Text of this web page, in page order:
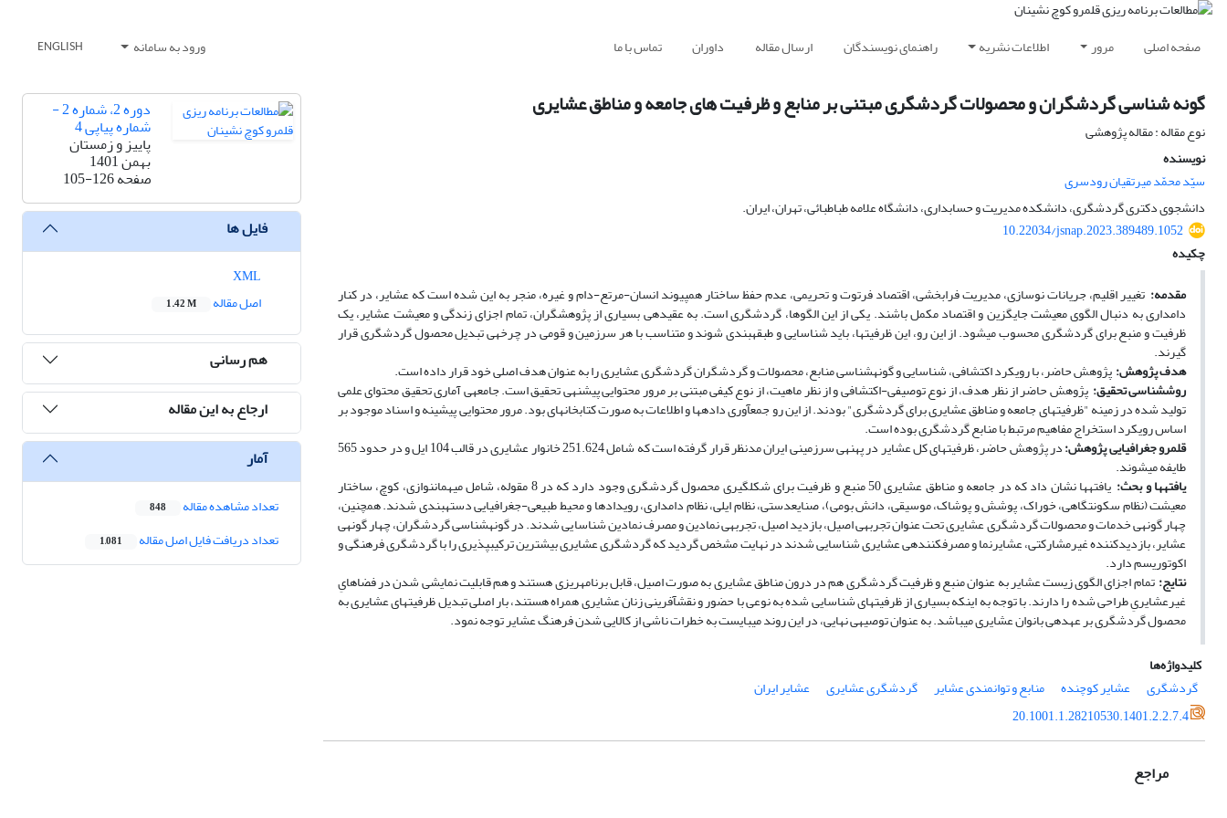
صفحه اصلی مرور اطلاعات نشریه راهنمای نویسندگان ارسال مقاله داوران تماس با ما ورود به سامانه ENGLISH
گونه شناسی گردشگران و محصولات گردشگری مبتنی بر منابع و ظرفیت های جامعه و مناطق عشایری
نوع مقاله : مقاله پژوهشی
نویسنده
سیّد محمّد میرتقیان رودسری
دانشجوی دکتری گردشگری، دانشکده مدیریت و حسابداری، دانشگاه علامه طباطبائی، تهران، ایران.
10.22034/jsnap.2023.389489.1052
چکیده
مقدمه: تغییر اقلیم، جریانات نوسازی، مدیریت فرابخشی، اقتصاد فرتوت و تحریمی، عدم حفظ ساختار همپیوند انسان-مرتع-دام و غیره، منجر به این شده است که عشایر، در کنار
دامداری به دنبال الگوی معیشت جایگزین و اقتصاد مکمل باشند. یکی از این الگوها، گردشگری است. به عقیده­ی بسیاری از پژوهشگران، تمام اجزای زندگی و معیشت عشایر، یک
ظرفیت و منبع برای گردشگری محسوب می­شود. از این رو، این ظرفیت­ها، باید شناسایی و طبقه­بندی شوند و متناسب با هر سرزمین و قومی در چرخه­ی تبدیل محصول گردشگری قرار
گیرند.
هدف پژوهش:پژوهش حاضر، با رویکرد اکتشافی، شناسایی و گونه­شناسی منابع، محصولات و گردشگران گردشگری عشایری را به عنوان هدف اصلی خود قرار داده است.
روش­شناسی تحقیق: پژوهش حاضر از نظر هدف، از نوع توصیفی-اکتشافی و از نظر ماهیت، از نوع کیفی مبتنی بر مرور محتوایی پیشنه­ی تحقیق است. جامعه­ی آماری تحقیق محتوای علمی
تولید شده در زمینه "ظرفیت­های جامعه و مناطق عشایری برای گردشگری" بودند. از این رو جمع­آوری داده­ها و اطلاعات به صورت کتابخانه­ای بود. مرور محتوایی پیشینه و اسناد موجود بر
اساس رویکرد استخراج مفاهیم مرتبط با منابع گردشگری بوده است.
قلمرو جغرافیایی پژوهش: در پژوهش حاضر، ظرفیت­های کل عشایر در پهنه­ی سرزمینی ایران مدنظر قرار گرفته است که شامل 251.624 خانوار عشایری در قالب 104 ایل و در حدود 565
طایفه می­شوند.
یافته­ها و بحث: یافته­ها نشان داد که در جامعه­ و مناطق عشایری 50 منبع و ظرفیت برای شکل­گیری محصول گردشگری وجود دارد که در 8 مقوله، شامل میهمان­نوازی، کوچ، ساختار
معیشت (نظام سکونتگاهی، خوراک، پوشش و پوشاک، موسیقی، دانش بومی)، صنایع­دستی، نظام ایلی، نظام دامداری، رویدادها و محیط طبیعی-جغرافیایی دسته­بندی شدند. همچنین،
چهار گونه­ی خدمات و محصولات گردشگری عشایری تحت عنوان تجربه­ی اصیل، بازدید اصیل، تجربه­ی نمادین و مصرف نمادین شناسایی شدند. در گونه­شناسی گردشگران، چهار گونه­ی
عشایر، بازدیدکننده غیرمشارکتی، عشایرنما و مصرف­کننده­ی عشایری شناسایی شدند در نهایت مشخص گردید که گردشگری عشایری بیشترین ترکیب­پذیری را با گردشگری فرهنگی و
اکوتوریسم دارد.
نتایج:تمام اجزای الگوی زیست عشایر به عنوان منبع و ظرفیت گردشگری هم در درون مناطق عشایری به صورت اصیل، قابل برنامه­ریزی هستند و هم قابلیت نمایشی شدن در فضاهایِ
غیرعشایریِ طراحی شده را دارند. با توجه به اینکه بسیاری از ظرفیت­های شناسایی شده به نوعی با حضور و نقش­آفرینی زنان عشایری همراه هستند، بار اصلی تبدیل ظرفیت­های عشایری به
محصول گردشگری بر عهده­ی بانوان عشایری می­باشد. به عنوان توصیه­ی نهایی، در این روند می­بایست به خطرات ناشی از کالایی شدن فرهنگ عشایر توجه نمود.
کلیدواژه‌ها
گردشگری
عشایر کوچنده منابع و توانمندی عشایر گردشگری عشایری
عشایر ایران
20.1001.1.28210530.1401.2.2.7.4
مراجع
دوره 2، شماره 2 -
شماره پیاپی 4
پاییز و زمستان
بهمن 1401
صفحه105-126
فایل ها
اصل مقاله
1.42 M
هم رسانی
ارجاع به این مقاله
آمار
تعداد مشاهده مقاله 848
تعداد دریافت فایل اصل مقاله 1,081